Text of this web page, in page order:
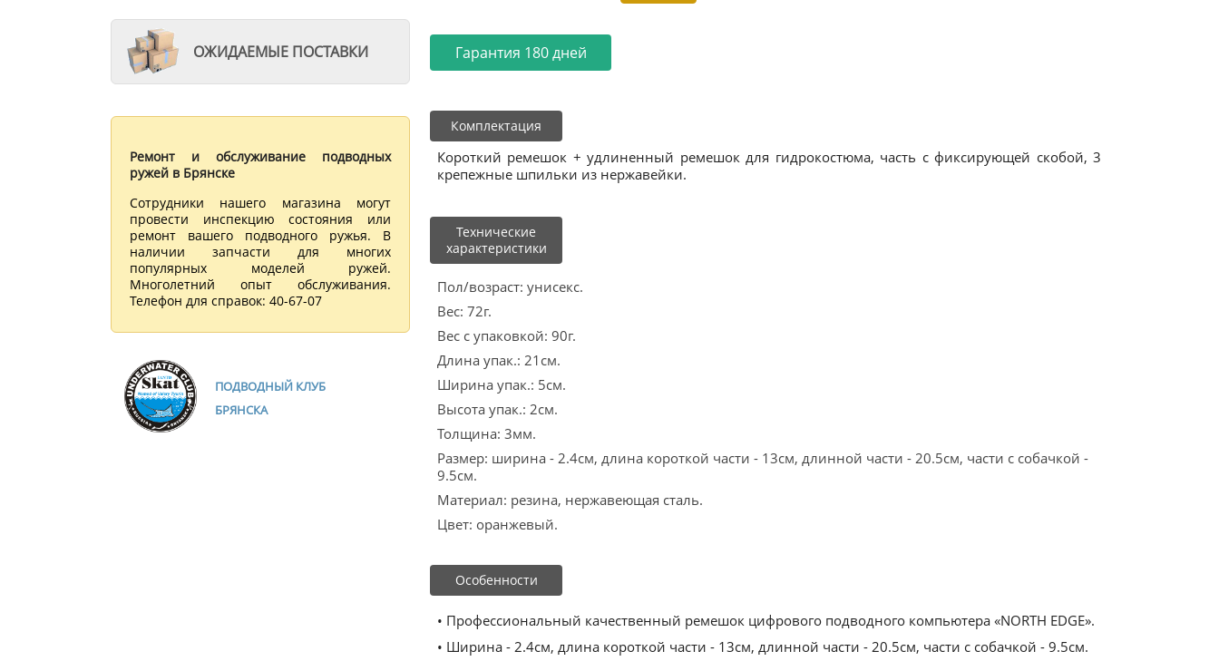
ОЖИДАЕМЫЕ ПОСТАВКИ
Ремонт и обслуживание подводных
ружей в Брянске
Сотрудники нашего магазина могут
провести инспекцию состояния или
ремонт вашего подводного ружья. В
наличии запчасти для многих
популярных моделей ружей.
Многолетний опыт обслуживания.
Телефон для справок: 40-67-07
ПОДВОДНЫЙ КЛУБ
БРЯНСКА
Гарантия 180 дней
Комплектация
Короткий ремешок + удлиненный ремешок для гидрокостюма, часть с фиксирующей скобой, 3
крепежные шпильки из нержавейки.
Технические
характеристики
Пол/возраст: унисекс.
Вес: 72г.
Вес с упаковкой: 90г.
Длина упак.: 21см.
Ширина упак.: 5см.
Высота упак.: 2см.
Толщина: 3мм.
Размер: ширина - 2.4см, длина короткой части - 13см, длинной части - 20.5см, части с собачкой -
9.5см.
Материал: резина, нержавеющая сталь.
Цвет: оранжевый.
Особенности
• Профессиональный качественный ремешок цифрового подводного компьютера «NORTH EDGE».
• Ширина - 2.4см, длина короткой части - 13см, длинной части - 20.5см, части с собачкой - 9.5см.